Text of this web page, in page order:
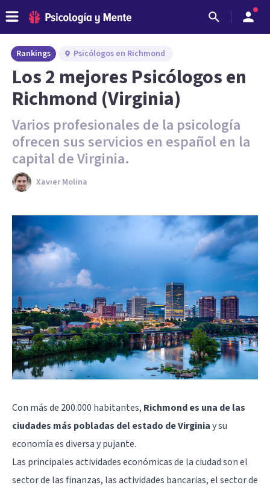
Rankings Psicólogos en Richmond
Los 2 mejores Psicólogos en
Richmond (Virginia)
Varios profesionales de la psicología
ofrecen sus servicios en español en la
capital de Virginia.
Xavier Molina
Con más de 200.000 habitantes, Richmond es una de las
ciudades más pobladas del estado de Virginiay su
economía es diversa y pujante.
Las principales actividades económicas de la ciudad son el
sector de las finanzas, las actividades bancarias, el sector de